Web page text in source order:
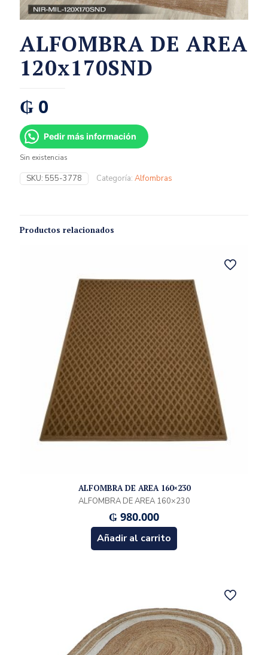
ALFOMBRA DE AREA
120x170SND
₲ 0
Pedir más información
Sin existencias
SKU: 555-3778 Categoría: Alfombras
Productos relacionados
ALFOMBRA DE AREA 160×230
ALFOMBRA DE AREA 160×230
₲ 980.000
Añadir al carrito